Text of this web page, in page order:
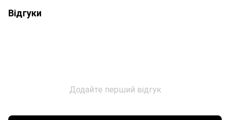
Відгуки
Додайте перший відгук